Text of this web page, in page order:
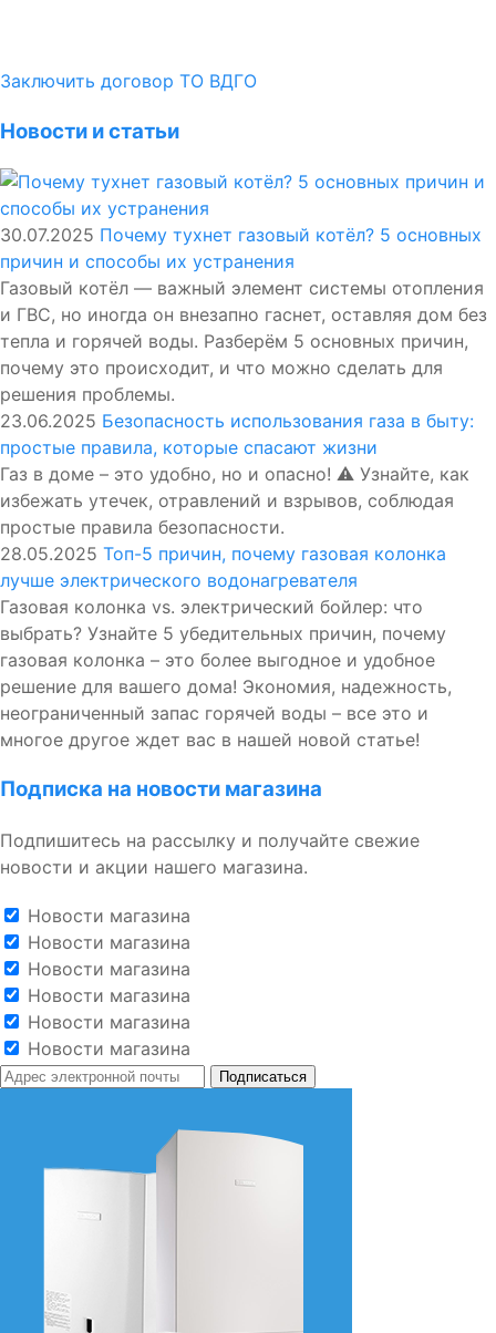
Заключить договор ТО ВДГО
Новости и статьи
30.07.2025 Почему тухнет газовый котёл? 5 основных
причин и способы их устранения
Газовый котёл — важный элемент системы отопления
и ГВС, но иногда он внезапно гаснет, оставляя дом без
тепла и горячей воды. Разберём 5 основных причин,
почему это происходит, и что можно сделать для
решения проблемы.
23.06.2025 Безопасность использования газа в быту:
простые правила, которые спасают жизни
Газ в доме – это удобно, но и опасно! ⚠️ Узнайте, как
избежать утечек, отравлений и взрывов, соблюдая
простые правила безопасности.
28.05.2025 Топ-5 причин, почему газовая колонка
лучше электрического водонагревателя
Газовая колонка vs. электрический бойлер: что
выбрать? Узнайте 5 убедительных причин, почему
газовая колонка – это более выгодное и удобное
решение для вашего дома! Экономия, надежность,
неограниченный запас горячей воды – все это и
многое другое ждет вас в нашей новой статье!
Подписка на новости магазина
Подпишитесь на рассылку и получайте свежие
новости и акции нашего магазина.
Новости магазина
Новости магазина
Новости магазина
Новости магазина
Новости магазина
Новости магазина